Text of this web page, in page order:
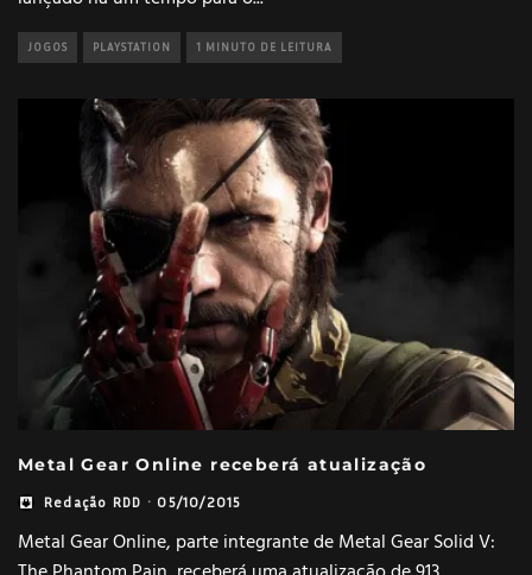
JOGOS PLAYSTATION 1 MINUTO DE LEITURA
Metal Gear Online receberá atualização
Redação RDD · 05/10/2015
Metal Gear Online, parte integrante de Metal Gear Solid V: